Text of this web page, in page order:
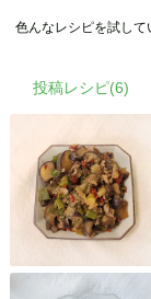
色んなレシピを試して
投稿レシピ(6)